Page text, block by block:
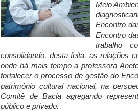
Meio
Encontro
Encontro
trabalho
consolidando, desta feita, as relações
onde há mais tempo a professora
fortalecer o processo de gestão do
patrimônio cultural nacional, na
Comitê de Bacia agregando
público e privado.